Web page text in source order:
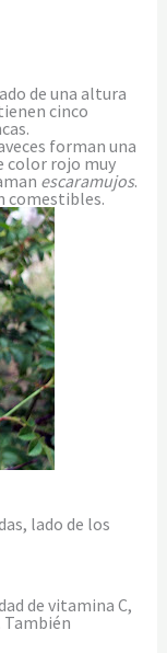
de una altura
cinco
forman una
color rojo muy
escaramujos.
comestibles.
lado de los
de vitamina C,
También